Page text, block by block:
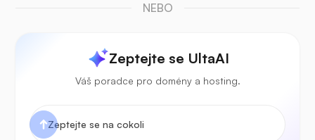
NEBO
Zeptejte se UltaAI
Váš poradce pro domény a hosting.